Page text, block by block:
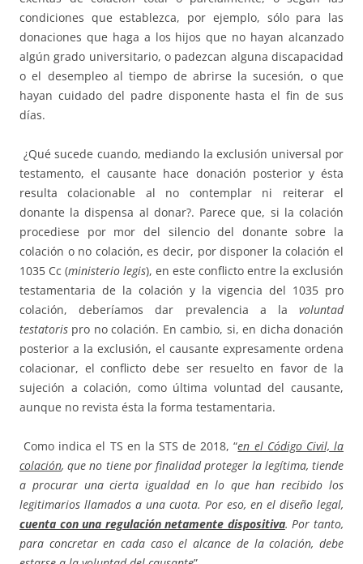
condiciones que establezca, por ejemplo, sólo para las
donaciones que haga a los hijos que no hayan alcanzado
algún grado universitario, o padezcan alguna discapacidad
o el desempleo al tiempo de abrirse la sucesión, o que
hayan cuidado del padre disponente hasta el fin de sus
días.
¿Qué sucede cuando, mediando la exclusión universal por
testamento, el causante hace donación posterior y ésta
resulta colacionable al no contemplar ni reiterar el
donante la dispensa al donar?. Parece que, si la colación
procediese por mor del silencio del donante sobre la
colación o no colación, es decir, por disponer la colación el
1035 Cc (ministerio legis), en este conflicto entre la exclusión
testamentaria de la colación y la vigencia del 1035 pro
colación, deberíamos dar prevalencia a la voluntad
testatoris pro no colación. En cambio, si, en dicha donación
posterior a la exclusión, el causante expresamente ordena
colacionar, el conflicto debe ser resuelto en favor de la
sujeción a colación, como última voluntad del causante,
aunque no revista ésta la forma testamentaria.
Como indica el TS en la STS de 2018, “en el Código Civil, la
colación, que no tiene por finalidad proteger la legítima, tiende
a procurar una cierta igualdad en lo que han recibido los
legitimarios llamados a una cuota. Por eso, en el diseño legal,
cuenta con una regulación netamente dispositiva. Por tanto,
para concretar en cada caso el alcance de la colación, debe